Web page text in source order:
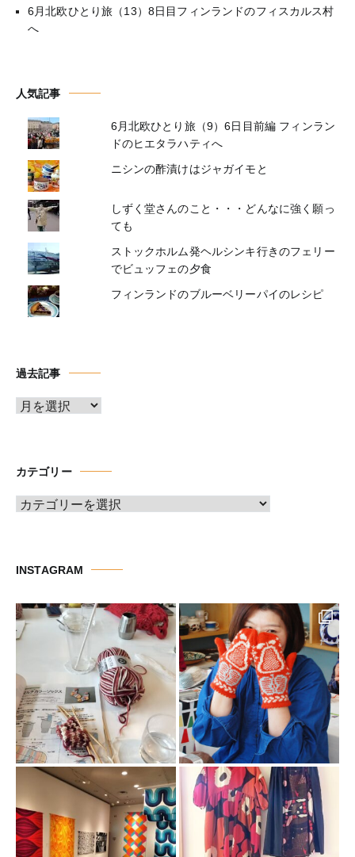
6月北欧ひとり旅（13）8日目フィンランドのフィスカルス村
へ
人気記事
6月北欧ひとり旅（9）6日目前編 フィンラン
ドのヒエタラハティへ
ニシンの酢漬けはジャガイモと
しずく堂さんのこと・・・どんなに強く願っ
ても
ストックホルム発ヘルシンキ行きのフェリー
でビュッフェの夕食
フィンランドのブルーベリーパイのレシピ
過去記事
ア
ブ
カテゴリー
カ
ー
INSTAGRAM